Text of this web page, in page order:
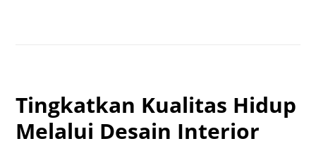
Tingkatkan Kualitas Hidup
Melalui Desain Interior